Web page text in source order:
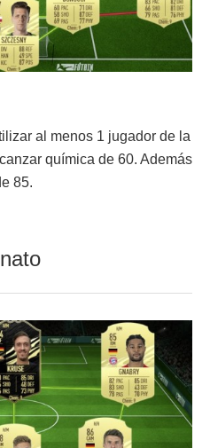
al menos 1 jugador de la
química de 60. Además
85.